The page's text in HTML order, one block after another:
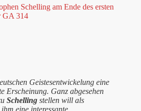
Schelling am Ende des ersten
GA 314
Geistesentwickelung eine
Erscheinung. Ganz abgesehen
Schelling stellen will als
eine interessante